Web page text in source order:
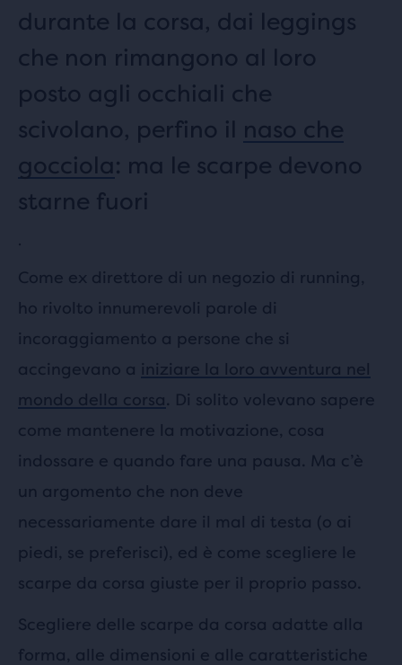
durante la corsa, dai leggings
che non rimangono al loro
posto agli occhiali che
scivolano, perfino il naso che
gocciola: ma le scarpe devono
starne fuori
Come ex direttore di un negozio di running,
ho rivolto innumerevoli parole di
incoraggiamento a persone che si
accingevano a iniziare la loro avventura nel
mondo della corsa. Di solito volevano sapere
come mantenere la motivazione, cosa
indossare e quando fare una pausa. Ma c’è
un argomento che non deve
necessariamente dare il mal di testa (o ai
piedi, se preferisci), ed è come scegliere le
scarpe da corsa giuste per il proprio passo.
Scegliere delle scarpe da corsa adatte alla
forma, alle dimensioni e alle caratteristiche